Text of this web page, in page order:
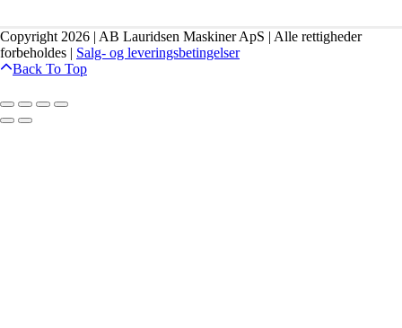
Copyright 2026 | AB Lauridsen Maskiner ApS | Alle rettigheder
forbeholdes | Salg- og leveringsbetingelser
Back To Top